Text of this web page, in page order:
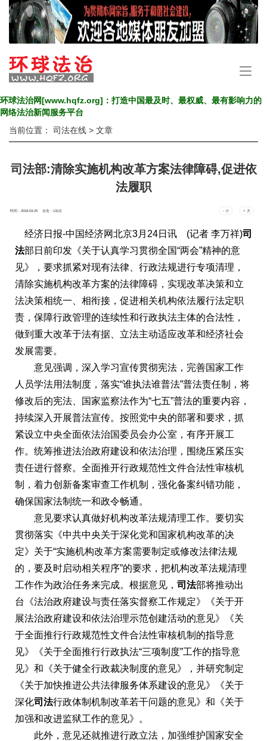
手
航
环球法治网[www.hqfz.org]：打造中国最及时、最权威、最有影响力的
网络法治新闻服务平台
当前位置： 司法在线 > 文章
司法部:清除实施机构改革方案法律障碍,促进依
法履职
时间：2018-03-25 点击：131次 - 小 + 大
经济日报-中国经济网北京3月24日讯 (记者 李万祥)司
法部日前印发《关于认真学习贯彻全国“两会”精神的意
见》，要求抓紧对现有法律、行政法规进行专项清理，
清除实施机构改革方案的法律障碍，实现改革决策和立
法决策相统一、相衔接，促进相关机构依法履行法定职
责，保障行政管理的连续性和行政执法主体的合法性，
做到重大改革于法有据、立法主动适应改革和经济社会
发展需要。
意见强调，深入学习宣传贯彻宪法，完善国家工作
人员学法用法制度，落实“谁执法谁普法”普法责任制，将
修改后的宪法、国家监察法作为“七五”普法的重要内容，
持续深入开展普法宣传。按照党中央的部署和要求，抓
紧设立中央全面依法治国委员会办公室，有序开展工
作。统筹推进法治政府建设和依法治理，围绕压紧压实
责任进行督察。全面推开行政规范性文件合法性审核机
制，着力创新备案审查工作机制，强化备案纠错功能，
确保国家法制统一和政令畅通。
意见要求认真做好机构改革法规清理工作。要切实
贯彻落实《中共中央关于深化党和国家机构改革的决
定》关于“实施机构改革方案需要制定或修改法律法规
的，要及时启动相关程序”的要求，把机构改革法规清理
工作作为政治任务来完成。根据意见， 司法部将推动出
台《法治政府建设与责任落实督察工作规定》《关于开
展法治政府建设和依法治理示范创建活动的意见》《关
于全面推行行政规范性文件合法性审核机制的指导意
见》《关于全面推行行政执法“三项制度”工作的指导意
见》和《关于健全行政裁决制度的意见》，并研究制定
《关于加快推进公共法律服务体系建设的意见》《关于
深化司法行政体制机制改革若干问题的意见》和《关于
加强和改进监狱工作的意见》。
此外，意见还就推进行政立法，加强维护国家安全